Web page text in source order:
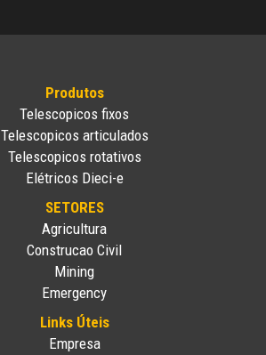
Produtos
Telescopicos fixos
Telescopicos articulados
Telescopicos rotativos
Elétricos Dieci-e
SETORES
Agricultura
Construcao Civil
Mining
Emergency
Links Úteis
Empresa